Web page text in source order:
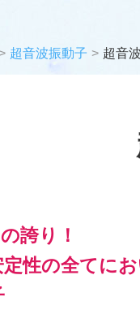
超音波振動子 超音
誇り！
性の全てに